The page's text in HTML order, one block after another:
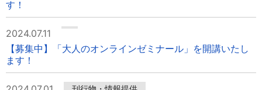
す！
2024.07.11
【募集中】「大人のオンラインゼミナール」を開講いたし
ます！